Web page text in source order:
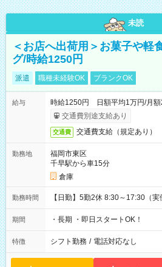
未読
＜お店へ出荷用＞お菓子や軽
グ/時給1250円
派遣 職種未経験OK ブランクOK
給与
時給1250円 日額平均1万円/月額
交通費別途支給あり
交通費 交通費支給（規定あり）
勤務地
福岡市東区
千早駅から車15分
倉庫
勤務時間 【日勤】5勤2休 8:30～17:30（実
期間 ・長期 ・即日スタートOK！
特徴 シフト勤務 / 電話対応なし